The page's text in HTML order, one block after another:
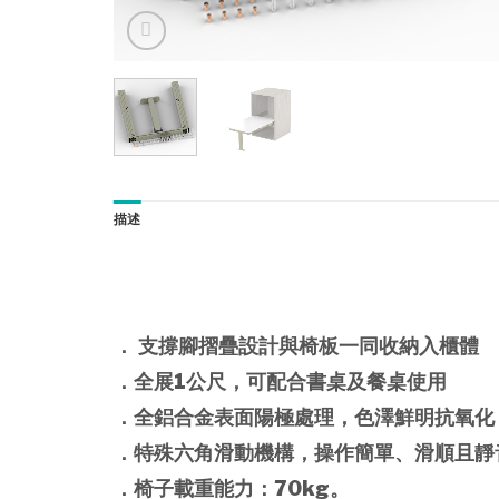
描述
． 支撐腳摺疊設計與椅板一同收納入櫃體
．全展1公尺，可配合書桌及餐桌使用
．全鋁合金表面陽極處理，色澤鮮明抗氧化
．特殊六角滑動機構，操作簡單、滑順且
．椅子載重能力：70kg。